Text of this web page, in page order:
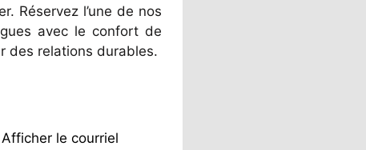
Réservez l’une de nos
avec le confort de
des relations durables.
Afficher le courriel